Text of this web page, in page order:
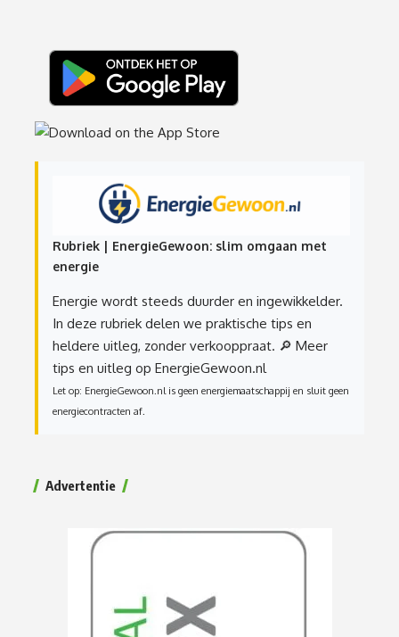
Rubriek | EnergieGewoon: slim omgaan met
energie
Energie wordt steeds duurder en ingewikkelder.
In deze rubriek delen we praktische tips en
heldere uitleg, zonder verkooppraat. 🔎 Meer
tips en uitleg op EnergieGewoon.nl
Let op: EnergieGewoon.nl is geen energiemaatschappij en sluit geen
energiecontracten af.
Advertentie